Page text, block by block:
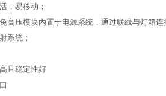
，易移动；
高压模块内置于电源系统，通过联线与灯箱连
系统；
且稳定性好